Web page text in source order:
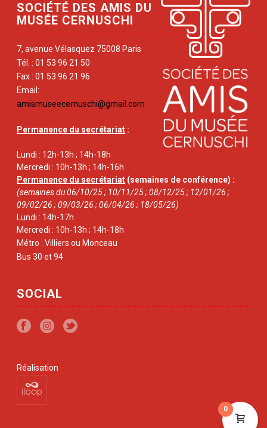
SOCIÉTÉ DES AMIS DU
MUSÉE CERNUSCHI
7, avenue Vélasquez 75008 Paris
Tél. : 01 53 96 21 50
Fax : 01 53 96 21 96
Email:
amismuseecernuschi@gmail.com
Permanence du secrétariat :
Lundi : 12h-13h ; 14h-18h
Mercredi : 10h-13h ; 14h-16h
Permanence du secrétariat (semaines de conférence) :
(semaines du 06/10/25 ; 10/11/25 ; 08/12/25 ; 12/01/26 ;
09/02/26 ; 09/03/26 ; 06/04/26 ; 18/05/26)
Lundi : 14h-17h
Mercredi : 10h-13h ; 14h-18h
Métro : Villiers ou Monceau
Bus 30 et 94
SOCIAL
Réalisation
0